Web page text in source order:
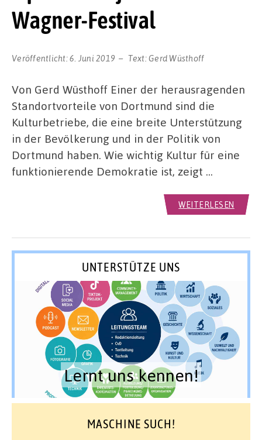
Wagner-Festival
Veröffentlicht:6. Juni 2019 Text:Gerd Wüsthoff
Von Gerd Wüsthoff Einer der herausragenden
Standortvorteile von Dortmund sind die
Kulturbetriebe, die eine breite Unterstützung
in der Bevölkerung und in der Politik von
Dortmund haben. Wie wichtig Kultur für eine
funktionierende Demokratie ist, zeigt …
WEITERLESEN
UNTERSTÜTZE UNS
Lernt uns kennen!
MASCHINE SUCH!